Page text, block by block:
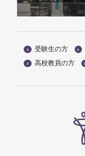
受験生の方
高校教員の方